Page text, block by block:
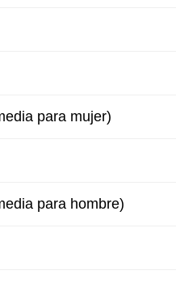
para mujer)
para hombre)